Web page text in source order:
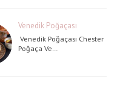
Venedik Poğaçası
Venedik Poğaçası Chester
Poğaça Ve…